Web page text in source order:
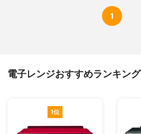
1
電子レンジおすすめランキング
1位